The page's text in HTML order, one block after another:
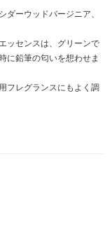
ダーウッドバージニア、
ッセンスは、グリーンで
に鉛筆の匂いを想わせま
フレグランスにもよく調